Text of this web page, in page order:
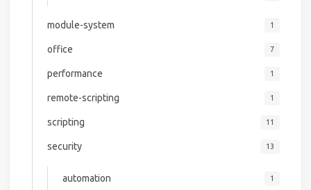
module-system 1
office 7
performance 1
remote-scripting 1
scripting 11
security 13
automation 1